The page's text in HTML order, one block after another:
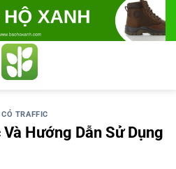
TRAFFIC
Hướng Dẫn Sử Dụng